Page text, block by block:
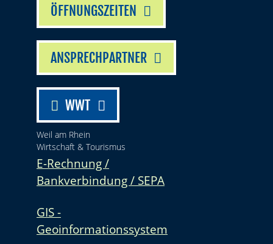
ÖFFNUNGSZEITEN
ANSPRECHPARTNER
WWT
Weil am Rhein
Wirtschaft & Tourismus
E-Rechnung /
Bankverbindung / SEPA
GIS -
Geoinformationssystem